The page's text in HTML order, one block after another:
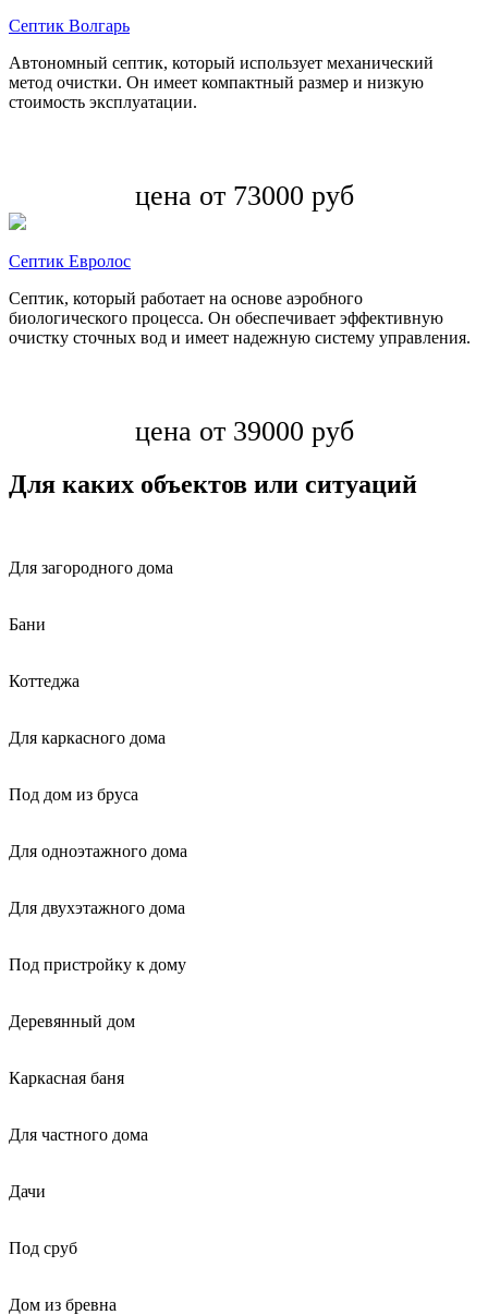
Септик Волгарь
Автономный септик, который использует механический
метод очистки. Он имеет компактный размер и низкую
стоимость эксплуатации.
цена от 73000 руб
Септик Евролос
Септик, который работает на основе аэробного
биологического процесса. Он обеспечивает эффективную
очистку сточных вод и имеет надежную систему управления.
цена от 39000 руб
Для каких объектов или ситуаций
Для загородного дома
Бани
Коттеджа
Для каркасного дома
Под дом из бруса
Для одноэтажного дома
Для двухэтажного дома
Под пристройку к дому
Деревянный дом
Каркасная баня
Для частного дома
Дачи
Под сруб
Дом из бревна